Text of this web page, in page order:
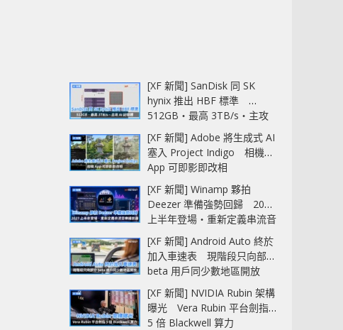
[XF 新聞] SanDisk 同 SK
hynix 推出 HBF 標準
512GB‧最高 3TB/s‧主攻
AI 記憶體
[XF 新聞] Adobe 將生成式 AI
塞入 Project Indigo 相機
App 可即影即改相
[XF 新聞] Winamp 夥拍
Deezer 準備強勢回歸 2027
上半年登場‧重新定義串流音
樂播放器
[XF 新聞] Android Auto 終於
加入車速表 現階段只向部分
beta 用戶同少數地區開放
[XF 新聞] NVIDIA Rubin 架構
曝光 Vera Rubin 平台劍指
5 倍 Blackwell 算力